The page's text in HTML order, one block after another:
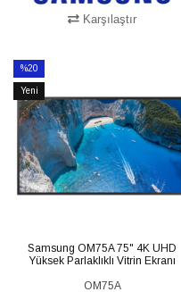
Karşılaştır
%20
İndirim
%20İndirim
Yeni
Ürün
Samsung OM75A 75" 4K UHD
Yüksek Parlaklıklı Vitrin Ekranı
OM75A